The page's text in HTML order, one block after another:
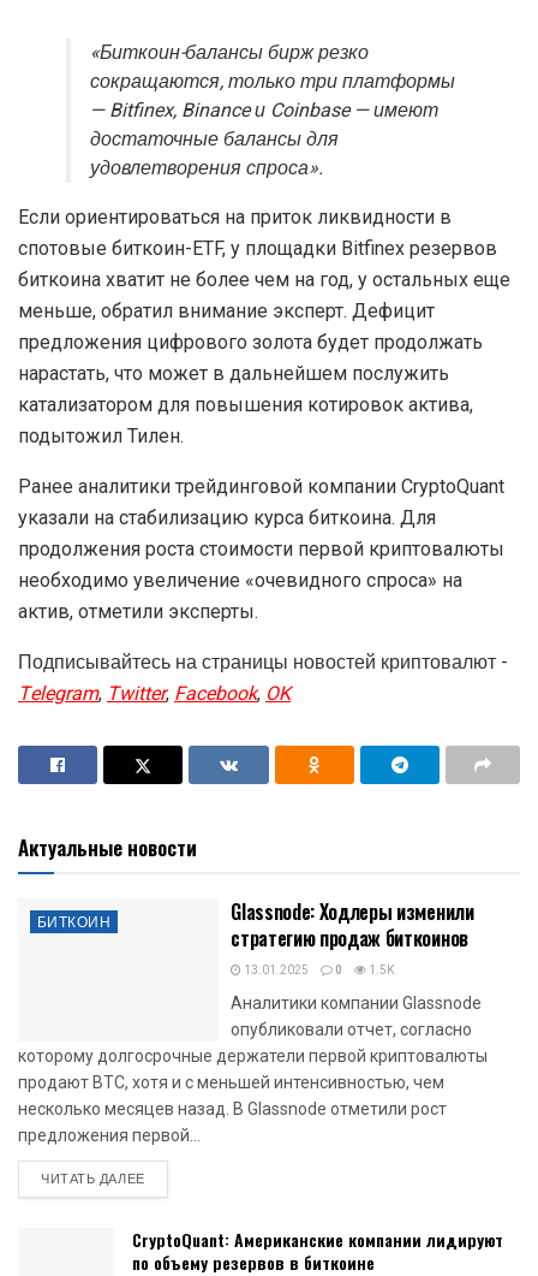
«Биткоин-балансы бирж резко
сокращаются, только три платформы
— Bitfinex, Binance и Coinbase — имеют
достаточные балансы для
удовлетворения спроса».
Если ориентироваться на приток ликвидности в
спотовые биткоин-ETF, у площадки Bitfinex резервов
биткоина хватит не более чем на год, у остальных еще
меньше, обратил внимание эксперт. Дефицит
предложения цифрового золота будет продолжать
нарастать, что может в дальнейшем послужить
катализатором для повышения котировок актива,
подытожил Тилен.
Ранее аналитики трейдинговой компании CryptoQuant
указали на стабилизацию курса биткоина. Для
продолжения роста стоимости первой криптовалюты
необходимо увеличение «очевидного спроса» на
актив, отметили эксперты.
Подписывайтесь на страницы новостей криптовалют -
Telegram,Twitter,Facebook,OK
Актуальные новости
БИТКОИН
Glassnode: Ходлеры изменили
стратегию продаж биткоинов
13.01.2025 0 1.5K
Аналитики компании Glassnode
опубликовали отчет, согласно
которому долгосрочные держатели первой криптовалюты
продают BTC, хотя и с меньшей интенсивностью, чем
несколько месяцев назад. В Glassnode отметили рост
предложения первой...
ЧИТАТЬ ДАЛЕЕDETAILS
CryptoQuant: Американские компании лидируют
по объему резервов в биткоине